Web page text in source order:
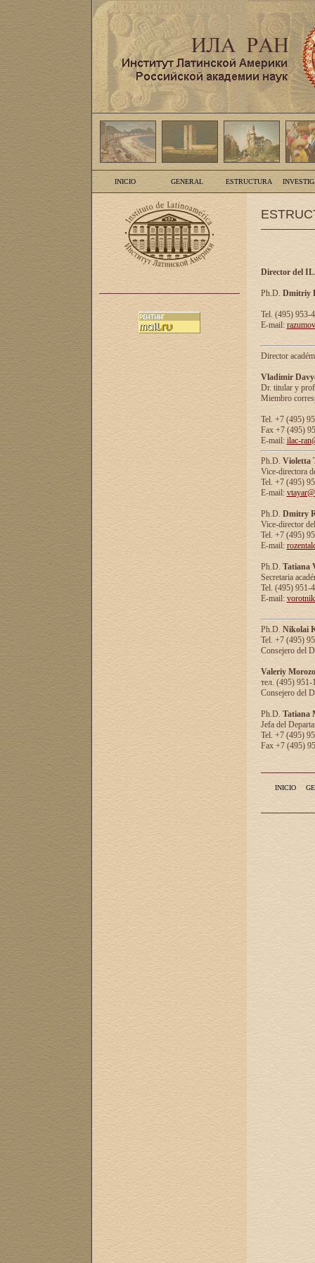
INICIO GENERAL ESTRUCTURA
Director del
Ph.D. Dmitriy
Tel. (495) 953-
E-mail:
Director
Vladimir
Dr. titular y
Miembro
Tel. +7 (495)
Fax +7 (495)
E-mail: ilac-
Ph.D. Violetta
Vice-directora
Tel. +7 (495)
E-mail:
Ph.D. Dmitry
Vice-director
Tel. +7 (495)
E-mail:
Ph.D. Tatiana
Secretaria
Tel. (495) 951-
E-mail:
Ph.D. Nikolai
Tel. +7 (495)
Consejero del
Valeriy
тел. (495) 951-
Consejero del
Ph.D. Tatiana
Jefa del
Tel. +7 (495)
Fax +7 (495)
INICIO